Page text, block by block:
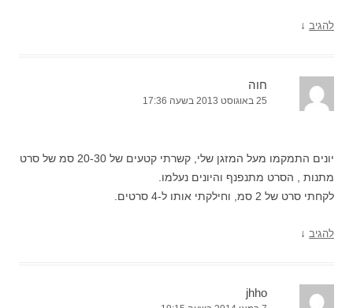
להגיב ↓
חוה
25 באוגוסט 2013 בשעה 17:36
יונים התמקמו מעל המזגן שלי, קשרתי קטעים של 20-30 סמ של סרט
מתנות , הסרט מתנפנף והיונים נעלמו.
לקחתי סרט של 2 סמ, וחילקתי אותו ל-4 סרטים.
להגיב ↓
jhho